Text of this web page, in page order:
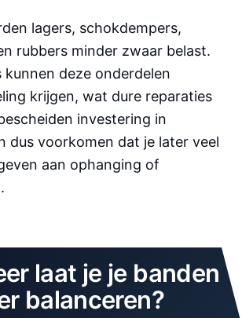
lagers, schokdempers,
rubbers minder zwaar belast.
kunnen deze onderdelen
krijgen, wat dure reparaties
investering in
dus voorkomen dat je later veel
aan ophanging of
laat je je banden
balanceren?